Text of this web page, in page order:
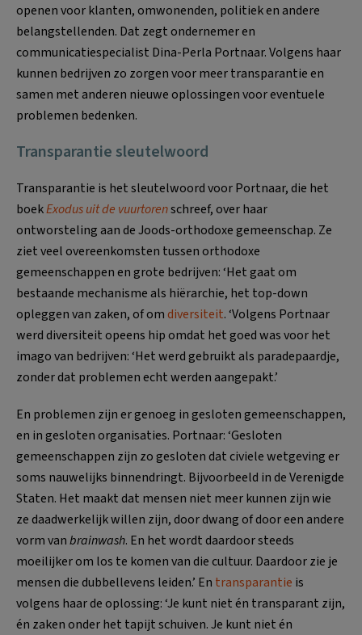
openen voor klanten, omwonenden, politiek en andere
belangstellenden. Dat zegt ondernemer en
communicatiespecialist Dina-Perla Portnaar. Volgens haar
kunnen bedrijven zo zorgen voor meer transparantie en
samen met anderen nieuwe oplossingen voor eventuele
problemen bedenken.
Transparantie sleutelwoord
Transparantie is het sleutelwoord voor Portnaar, die het
boekExodus uit de vuurtorenschreef, over haar
ontworsteling aan de Joods-orthodoxe gemeenschap. Ze
ziet veel overeenkomsten tussen orthodoxe
gemeenschappen en grote bedrijven: ‘Het gaat om
bestaande mechanisme als hiërarchie, het top-down
opleggen van zaken, of omdiversiteit. ‘Volgens Portnaar
werd diversiteit opeens hip omdat het goed was voor het
imago van bedrijven: ‘Het werd gebruikt als paradepaardje,
zonder dat problemen echt werden aangepakt.’
En problemen zijn er genoeg in gesloten gemeenschappen,
en in gesloten organisaties. Portnaar: ‘Gesloten
gemeenschappen zijn zo gesloten dat civiele wetgeving er
soms nauwelijks binnendringt. Bijvoorbeeld in de Verenigde
Staten. Het maakt dat mensen niet meer kunnen zijn wie
ze daadwerkelijk willen zijn, door dwang of door een andere
vorm vanbrainwash. En het wordt daardoor steeds
moeilijker om los te komen van die cultuur. Daardoor zie je
mensen die dubbellevens leiden.’ En transparantie is
volgens haar de oplossing: ‘Je kunt niet én transparant zijn,
én zaken onder het tapijt schuiven. Je kunt niet én